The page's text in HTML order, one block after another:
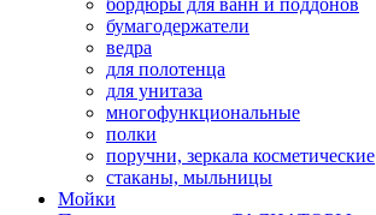
бордюры для ванн и поддонов
бумагодержатели
ведра
для полотенца
для унитаза
многофункциональные
полки
поручни, зеркала косметические
стаканы, мыльницы
Мойки